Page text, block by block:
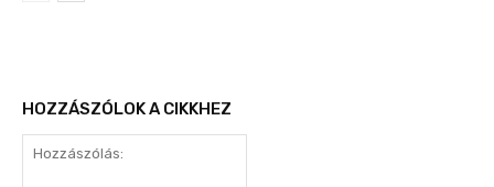
HOZZÁSZÓLOK A CIKKHEZ